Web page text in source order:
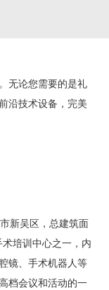
无论您需要的是礼
沿技术设备，完美
新吴区，总建筑面
培训中心之一，内
镜、手术机器人等
档会议和活动的一